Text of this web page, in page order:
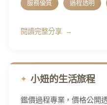
服務優質 過程透明
閱讀完整分享
小妞的生活旅程
鑑價過程專業，價格公開